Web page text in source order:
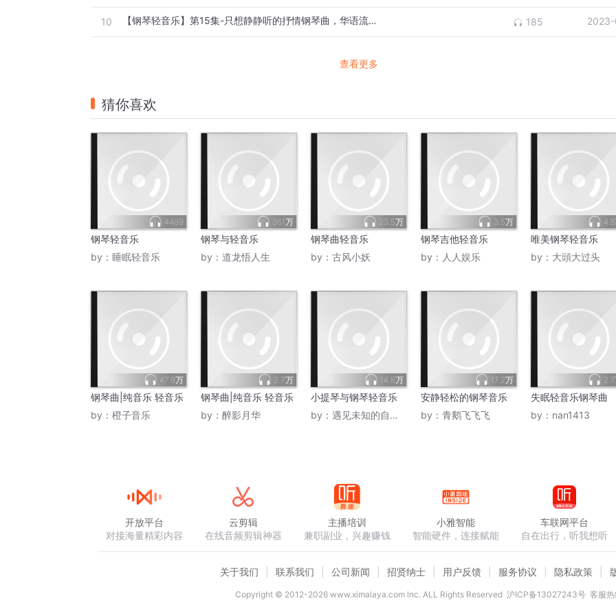
10 【钢琴轻音乐】第15集-只想静静听的抒情钢琴曲，华语流行经典歌曲! 185
查看更多
猜你喜欢
4489
钢琴轻音乐
by： 睡眠轻音乐
361万
钢琴与轻音乐
by： 道龙悟人生
23.5万
钢琴曲轻音乐
by： 古风小妖
3.5万
钢琴吉他轻音乐
by： 人人娱乐
唯美钢琴轻音乐
by： 大頭大过头
47.9万
钢琴曲|纯音乐 轻音乐
by： 橙子音乐
2.7万
钢琴曲|纯音乐 轻音乐
by： 醉影月华
14.8万
小提琴与钢琴轻音乐
by： 遇见未知的自己0000
17.2万
安静轻松的钢琴音乐
by： 青鹅飞飞飞
失眠轻音乐钢琴曲
by： nan1413
开放平台
对接海量精彩内容
云剪辑
在线音频剪辑神器
主播培训
兼职副业，兴趣赚钱
小雅智能
智能硬件，连接赋能
车联网平台
自在出行，听我想听
关于我们 联系我们 公司新闻 招贤纳士 用户反馈 服务协议 隐私政策
Copyright © 2012-2026www.ximalaya.com lnc. ALL Rights Reserved 沪ICP备13027243号 客服